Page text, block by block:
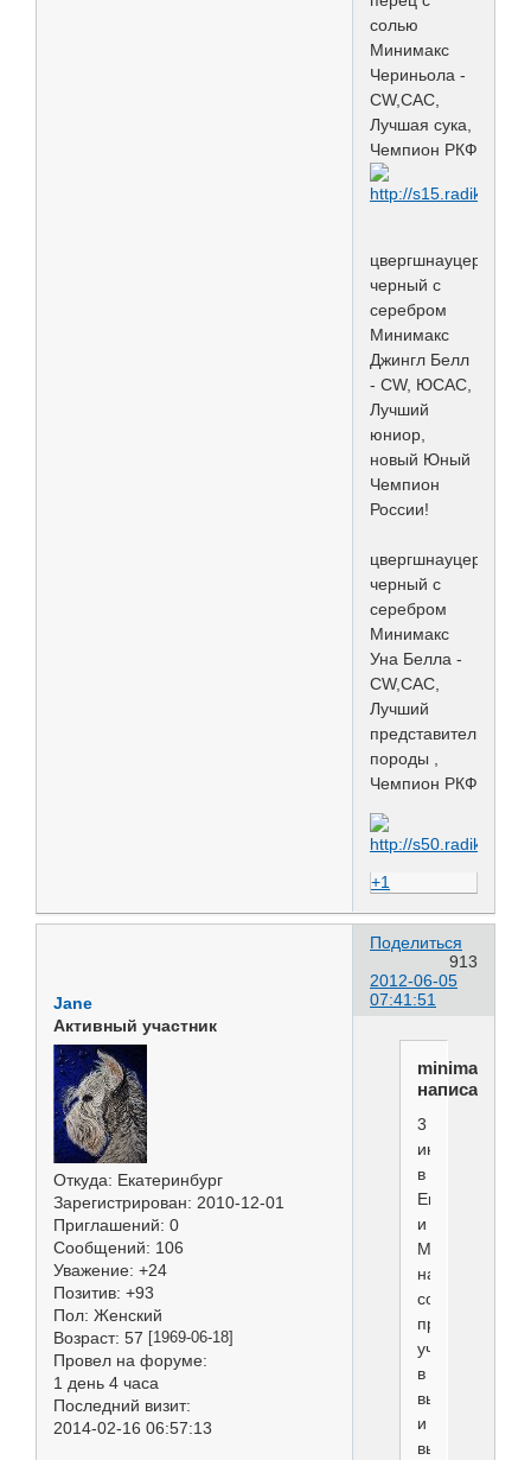
солью
Минимакс
Чериньола -
CW,САС,
Лучшая сука,
Чемпион РКФ
цвергшнауцер
черный с
серебром
Минимакс
Джингл Белл
- СW, ЮCAC,
Лучший
юниор,
новый Юный
Чемпион
России!
цвергшнауцер
черный с
серебром
Минимакс
Уна Белла -
CW,САС,
Лучший
представитель
породы ,
Чемпион РКФ
+1
Поделиться
913
2012-06-05
07:41:51
Jane
Активный участник
Откуда: Екатеринбург
Зарегистрирован: 2010-12-01
Приглашений: 0
Сообщений: 106
Уважение: +24
Позитив: +93
Пол: Женский
Возраст: 57 [1969-06-18]
Провел на форуме:
1 день 4 часа
Последний визит:
2014-02-16 06:57:13
minimaks
написал(а):
3
июня
в
и
Мурманске
наши
собаки
приняли
участие
в
выставках
и
выставились